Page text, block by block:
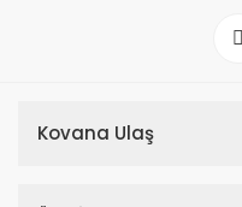
Kovana Ulaş